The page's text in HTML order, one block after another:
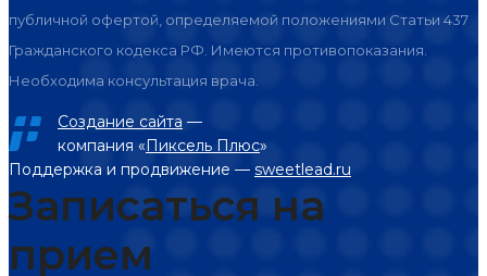
публичной офертой, определяемой положениями Статьи 437
Гражданского кодекса РФ. Имеются противопоказания.
Необходима консультация врача.
Создание сайта —
компания « Пиксель Плюс»
Поддержка и продвижение — sweetlead.ru
Записаться на
прием